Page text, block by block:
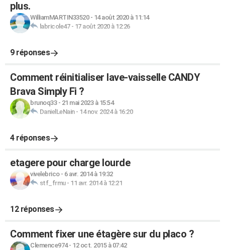
plus.
WilliamMARTIN33520- 14 août 2020 à 11:14
labricole47- 17 août 2020 à 12:26
9 réponses
Comment réinitialiser lave-vaisselle CANDY
Brava Simply Fi ?
brunoq33- 21 mai 2023 à 15:54
DanielLeNain- 14 nov. 2024 à 16:20
4 réponses
etagere pour charge lourde
vivelebrico- 6 avr. 2014 à 19:32
stf_frmu- 11 avr. 2014 à 12:21
12 réponses
Comment fixer une étagère sur du placo ?
Clemence974- 12 oct. 2015 à 07:42